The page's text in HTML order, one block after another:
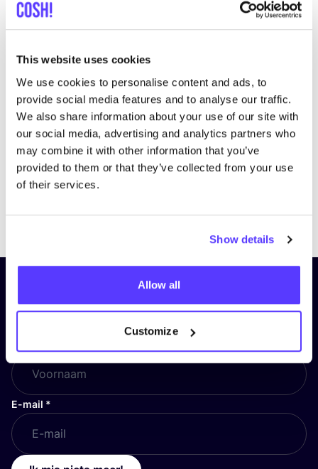
This website uses cookies
We use cookies to personalise content and ads, to
provide social media features and to analyse our traffic.
We also share information about your use of our site with
our social media, advertising and analytics partners who
may combine it with other information that you’ve
provided to them or that they’ve collected from your use
of their services.
Show details
Allow all
Customize
Bezoek website
Schrijf je in op onze nieuwsbrief
en blijf op de hoogte!
E-mail *